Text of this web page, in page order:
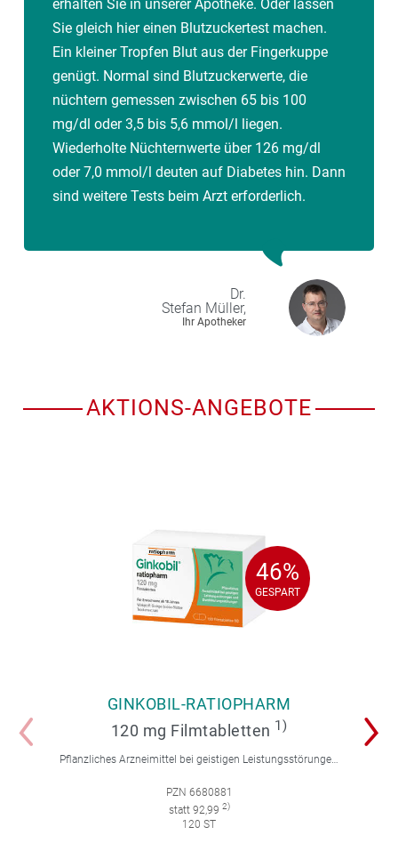
erhalten Sie in unserer Apotheke. Oder lassen
Sie gleich hier einen Blutzuckertest machen.
Ein kleiner Tropfen Blut aus der Fingerkuppe
genügt. Normal sind Blutzuckerwerte, die
nüchtern gemessen zwischen 65 bis 100
mg/dl oder 3,5 bis 5,6 mmol/l liegen.
Wiederholte Nüchternwerte über 126 mg/dl
oder 7,0 mmol/l deuten auf Diabetes hin. Dann
sind weitere Tests beim Arzt erforderlich.
Dr.
Stefan Müller,
Ihr Apotheker
AKTIONS-ANGEBOTE
46%
GESPART
46%
GESPART
GINKOBIL-RATIOPHARM
120 mg Filmtabletten 1)
Pflanzliches Arzneimittel bei geistigen Leistungsstörungen und Durchblutungsstörungen.
PZN 6680881
statt 92,99 2)
120 ST